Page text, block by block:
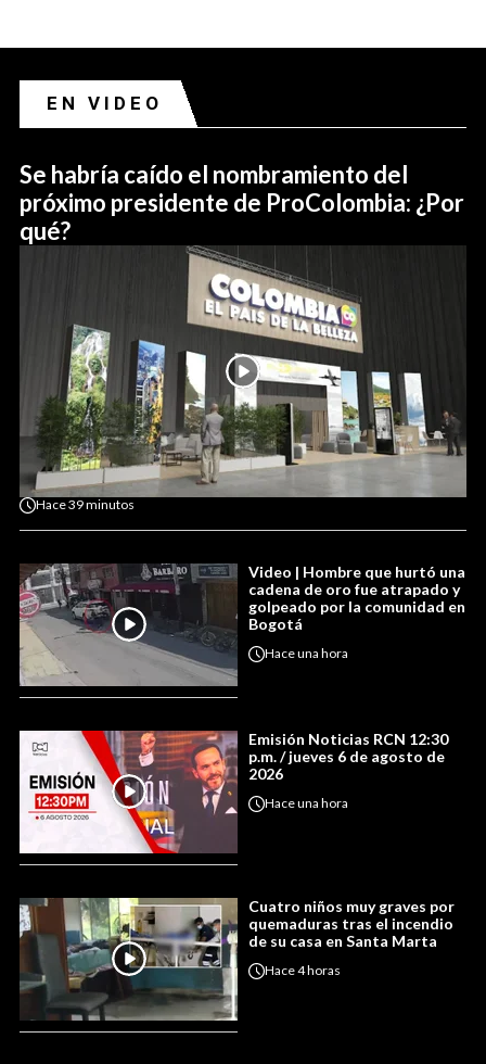
EN VIDEO
Se habría caído el nombramiento del
próximo presidente de ProColombia: ¿Por
qué?
Hace39 minutos
Video | Hombre que hurtó una
cadena de oro fue atrapado y
golpeado por la comunidad en
Bogotá
Haceuna hora
Emisión Noticias RCN 12:30
p.m. / jueves 6 de agosto de
2026
Haceuna hora
Cuatro niños muy graves por
quemaduras tras el incendio
de su casa en Santa Marta
Hace4 horas